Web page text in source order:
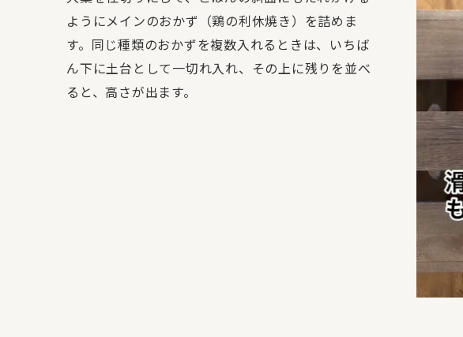
ようにメインのおかず（鶏の利休焼き）を詰めま
す。同じ種類のおかずを複数入れるときは、いちば
ん下に土台として一切れ入れ、その上に残りを並べ
ると、高さが出ます。